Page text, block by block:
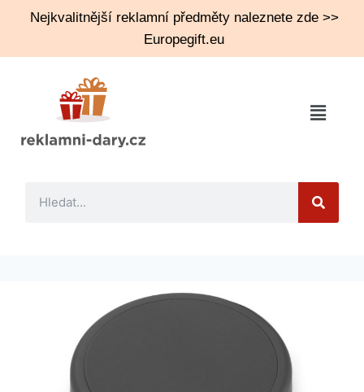
Nejkvalitnější reklamní předměty naleznete zde >>
Europegift.eu